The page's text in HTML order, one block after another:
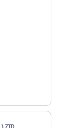
ZTD